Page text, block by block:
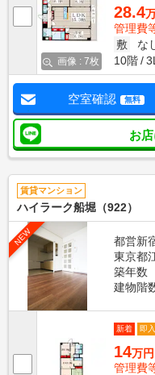
画像 : 7枚
28.4
管理費
敷
な
10階
空室確認 無料
お
賃貸マンション
ハイラーク船堀（922）
NEW
都営新
東京都
築年数
建物階
新着 即
14万円
管理費